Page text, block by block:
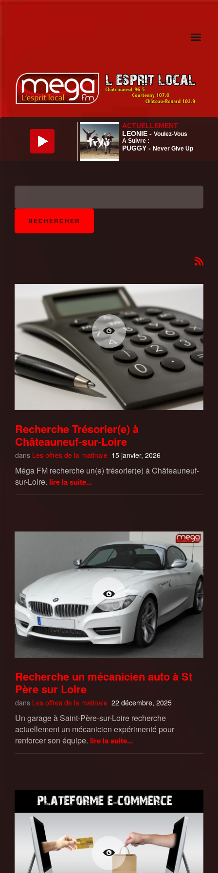
Recherche Trésorier(e) à
Châteauneuf-sur-Loire
dans Les offres de la matinale 15 janvier, 2026
Méga FM recherche un(e) trésorier(e) à Châteauneuf-
sur-Loire. lire la suite...
Recherche un mécanicien auto à St
Père sur Loire
dans Les offres de la matinale 22 décembre, 2025
Un garage à Saint-Père-sur-Loire recherche
actuellement un mécanicien expérimenté pour
renforcer son équipe. lire la suite...